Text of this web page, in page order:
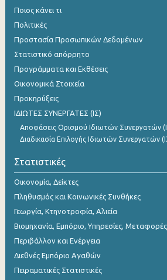
Νοεμβρίου 2023
Οκτωβρίου 2023
Σεπτεμβρίου 2023
Ιουλίου 2023
Μαΐου 2023
Απριλίου 2023
Μαρτίου 2023
Ιανουαρίου 2023
Δεκεμβρίου 2022
Νοεμβρίου 2022
Ποιος κάνει τι
Πολιτικές
Προστασία Προσωπικών Δεδομένων
Στατιστικό απόρρητο
Προγράμματα και Εκθέσεις
Οικονομικά Στοιχεία
Προκηρύξεις
ΙΔΙΩΤΕΣ ΣΥΝΕΡΓΑΤΕΣ (ΙΣ)
Αποφάσεις Ορισμού Ιδιωτών Συνεργατών
Διαδικασία Επιλογής Ιδιωτών Συνεργατών
Στατιστικές
Οικονομία, Δείκτες
Πληθυσμός και Κοινωνικές Συνθήκες
Γεωργία, Κτηνοτροφία, Αλιεία
Βιομηχανία, Εμπόριο, Υπηρεσίες, Μεταφορές
Περιβάλλον και Ενέργεια
Διεθνές Εμπόριο Αγαθών
Πειραματικές Στατιστικές